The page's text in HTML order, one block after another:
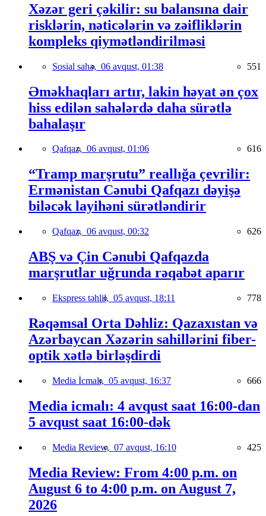
Xəzər geri çəkilir: su balansına dair
risklərin, nəticələrin və zəifliklərin
kompleks qiymətləndirilməsi
Sosial sahə, 06 avqust, 01:38 551
Əməkhaqları artır, lakin həyat ən çox
hiss edilən sahələrdə daha sürətlə
bahalaşır
Qafqaz, 06 avqust, 01:06 616
“Tramp marşrutu” reallığa çevrilir:
Ermənistan Cənubi Qafqazı dəyişə
biləcək layihəni sürətləndirir
Qafqaz, 06 avqust, 00:32 626
ABŞ və Çin Cənubi Qafqazda
marşrutlar uğrunda rəqabət aparır
Ekspress təhlil, 05 avqust, 18:11 778
Rəqəmsal Orta Dəhliz: Qazaxıstan və
Azərbaycan Xəzərin sahillərini fiber-
optik xətlə birləşdirdi
Media İcmalı, 05 avqust, 16:37 666
Media icmalı: 4 avqust saat 16:00-dan
5 avqust saat 16:00-dək
Media Review, 07 avqust, 16:10 425
Media Review: From 4:00 p.m. on
August 6 to 4:00 p.m. on August 7,
2026